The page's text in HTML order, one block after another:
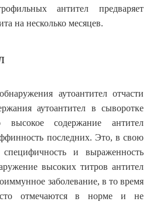
антител предваряет
на несколько месяцев.
аутоантител отчасти
аутоантител в сыворотке
высокое содержание антител
последних. Это, в свою
специфичность и выраженность
высоких титров антител
заболевание, в то время
отмечаются в норме и не